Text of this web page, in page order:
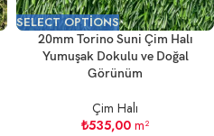
SELECT OPTIONS
20mm Torino Suni Çim Halı
Yumuşak Dokulu ve Doğal
Görünüm
Çim Halı
₺535,00 m²